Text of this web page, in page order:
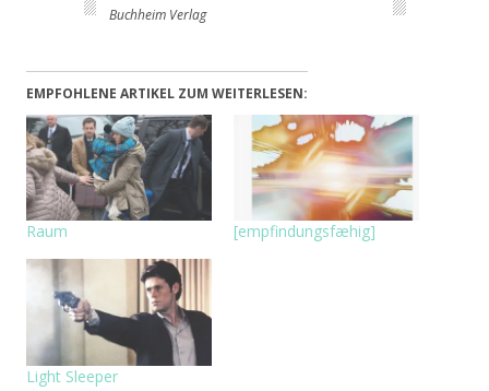
Buchheim Verlag
EMPFOHLENE ARTIKEL ZUM WEITERLESEN:
Raum [empfindungsfæhig]
Light Sleeper